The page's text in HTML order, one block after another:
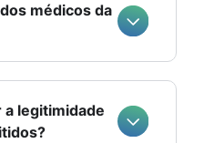
médicos da
legitimidade